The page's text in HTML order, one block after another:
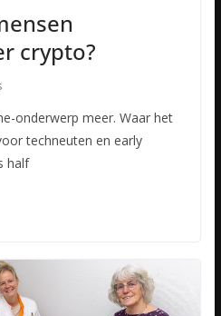
crypto?
onderwerp meer. Waar het
techneuten en early
half